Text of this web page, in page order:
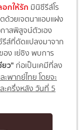
กให้รัก มินิซีรีส์โร
ด้วยเจตนาแอบแฝง
กาสพิสูจน์ตัวเอง
รีส์ที่ดัดแปลงมาจาก
อง เย่ชิง พบการ
ยว" ก่อเป็นเคมีที่ลง
พากย์ไทย โดยจะ
ะครึ่งหลัง วันที่ 5